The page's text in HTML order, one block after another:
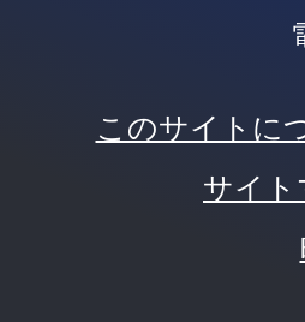
このサイトに
サイ